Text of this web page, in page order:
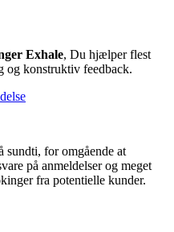
Exhale, Du hjælper flest
og konstruktiv feedback.
sundti, for omgående at
på anmeldelser og meget
fra potentielle kunder.